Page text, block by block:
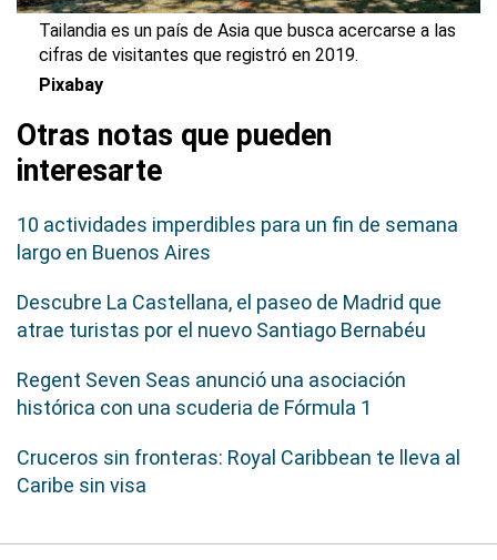
Tailandia es un país de Asia que busca acercarse a las
cifras de visitantes que registró en 2019.
Pixabay
Otras notas que pueden
interesarte
10 actividades imperdibles para un fin de semana
largo en Buenos Aires
Descubre La Castellana, el paseo de Madrid que
atrae turistas por el nuevo Santiago Bernabéu
Regent Seven Seas anunció una asociación
histórica con una scuderia de Fórmula 1
Cruceros sin fronteras: Royal Caribbean te lleva al
Caribe sin visa